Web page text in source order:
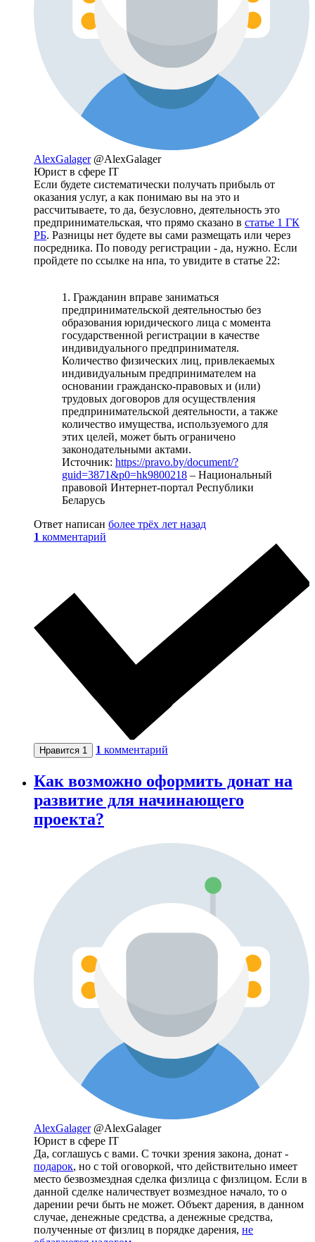
AlexGalager @AlexGalager
Юрист в сфере IT
Если будете систематически получать прибыль от
оказания услуг, а как понимаю вы на это и
рассчитываете, то да, безусловно, деятельность это
предпринимательская, что прямо сказано в статье 1 ГК
РБ. Разницы нет будете вы сами размещать или через
посредника. По поводу регистрации - да, нужно. Если
пройдете по ссылке на нпа, то увидите в статье 22:
1. Гражданин вправе заниматься
предпринимательской деятельностью без
образования юридического лица с момента
государственной регистрации в качестве
индивидуального предпринимателя.
Количество физических лиц, привлекаемых
индивидуальным предпринимателем на
основании гражданско-правовых и (или)
трудовых договоров для осуществления
предпринимательской деятельности, а также
количество имущества, используемого для
этих целей, может быть ограничено
законодательными актами.
Источник: https://pravo.by/document/?
guid=3871&p0=hk9800218 – Национальный
правовой Интернет-портал Республики
Беларусь
Ответ написан более трёх лет назад
1 комментарий
Нравится 1 1 комментарий
Как возможно оформить донат на
развитие для начинающего
проекта?
AlexGalager @AlexGalager
Юрист в сфере IT
Да, соглашусь с вами. С точки зрения закона, донат -
подарок, но с той оговоркой, что действительно имеет
место безвозмездная сделка физлица с физлицом. Если в
данной сделке наличествует возмездное начало, то о
дарении речи быть не может. Объект дарения, в данном
случае, денежные средства, а денежные средства,
полученные от физлиц в порядке дарения, не